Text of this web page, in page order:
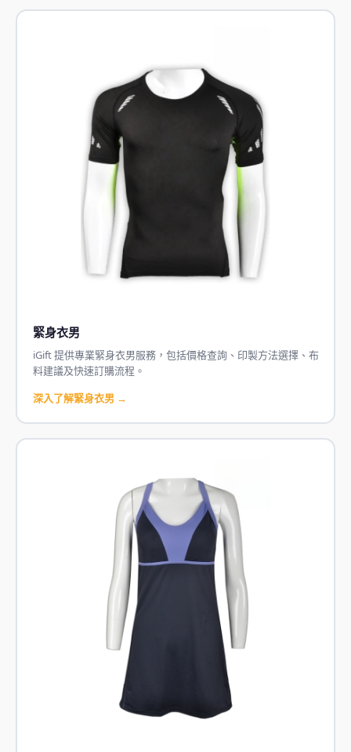
緊身衣男
iGift 提供專業緊身衣男服務，包括價格查詢、印製方法選擇、布
料建議及快速訂購流程。
深入了解緊身衣男 →